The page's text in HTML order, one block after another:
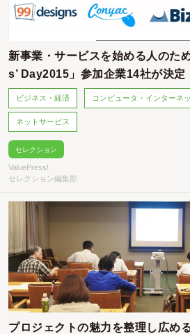
新事業・サービスを始める人のた
s’ Day2015」参加企業14社が決定
ビジネス・経済 コンピュータ・インターネ
ネットサービス
セレクション
ValuePress!
セレクション編集部
プロジェクトの魅力を整理し広め